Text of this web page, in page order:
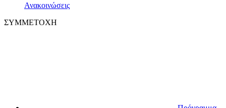
Ανακοινώσεις
ΣΥΜΜΕΤΟΧΗ